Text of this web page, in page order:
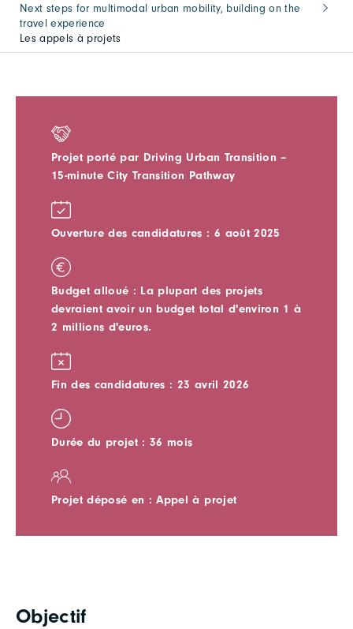
Next steps for multimodal urban mobility, building on the
travel experience
Les appels à projets
Projet porté par Driving Urban Transition –
15-minute City Transition Pathway
Ouverture des candidatures : 6 août 2025
Budget alloué : La plupart des projets
devraient avoir un budget total d'environ 1 à
2 millions d'euros.
Fin des candidatures : 23 avril 2026
Durée du projet : 36 mois
Projet déposé en : Appel à projet
Objectif